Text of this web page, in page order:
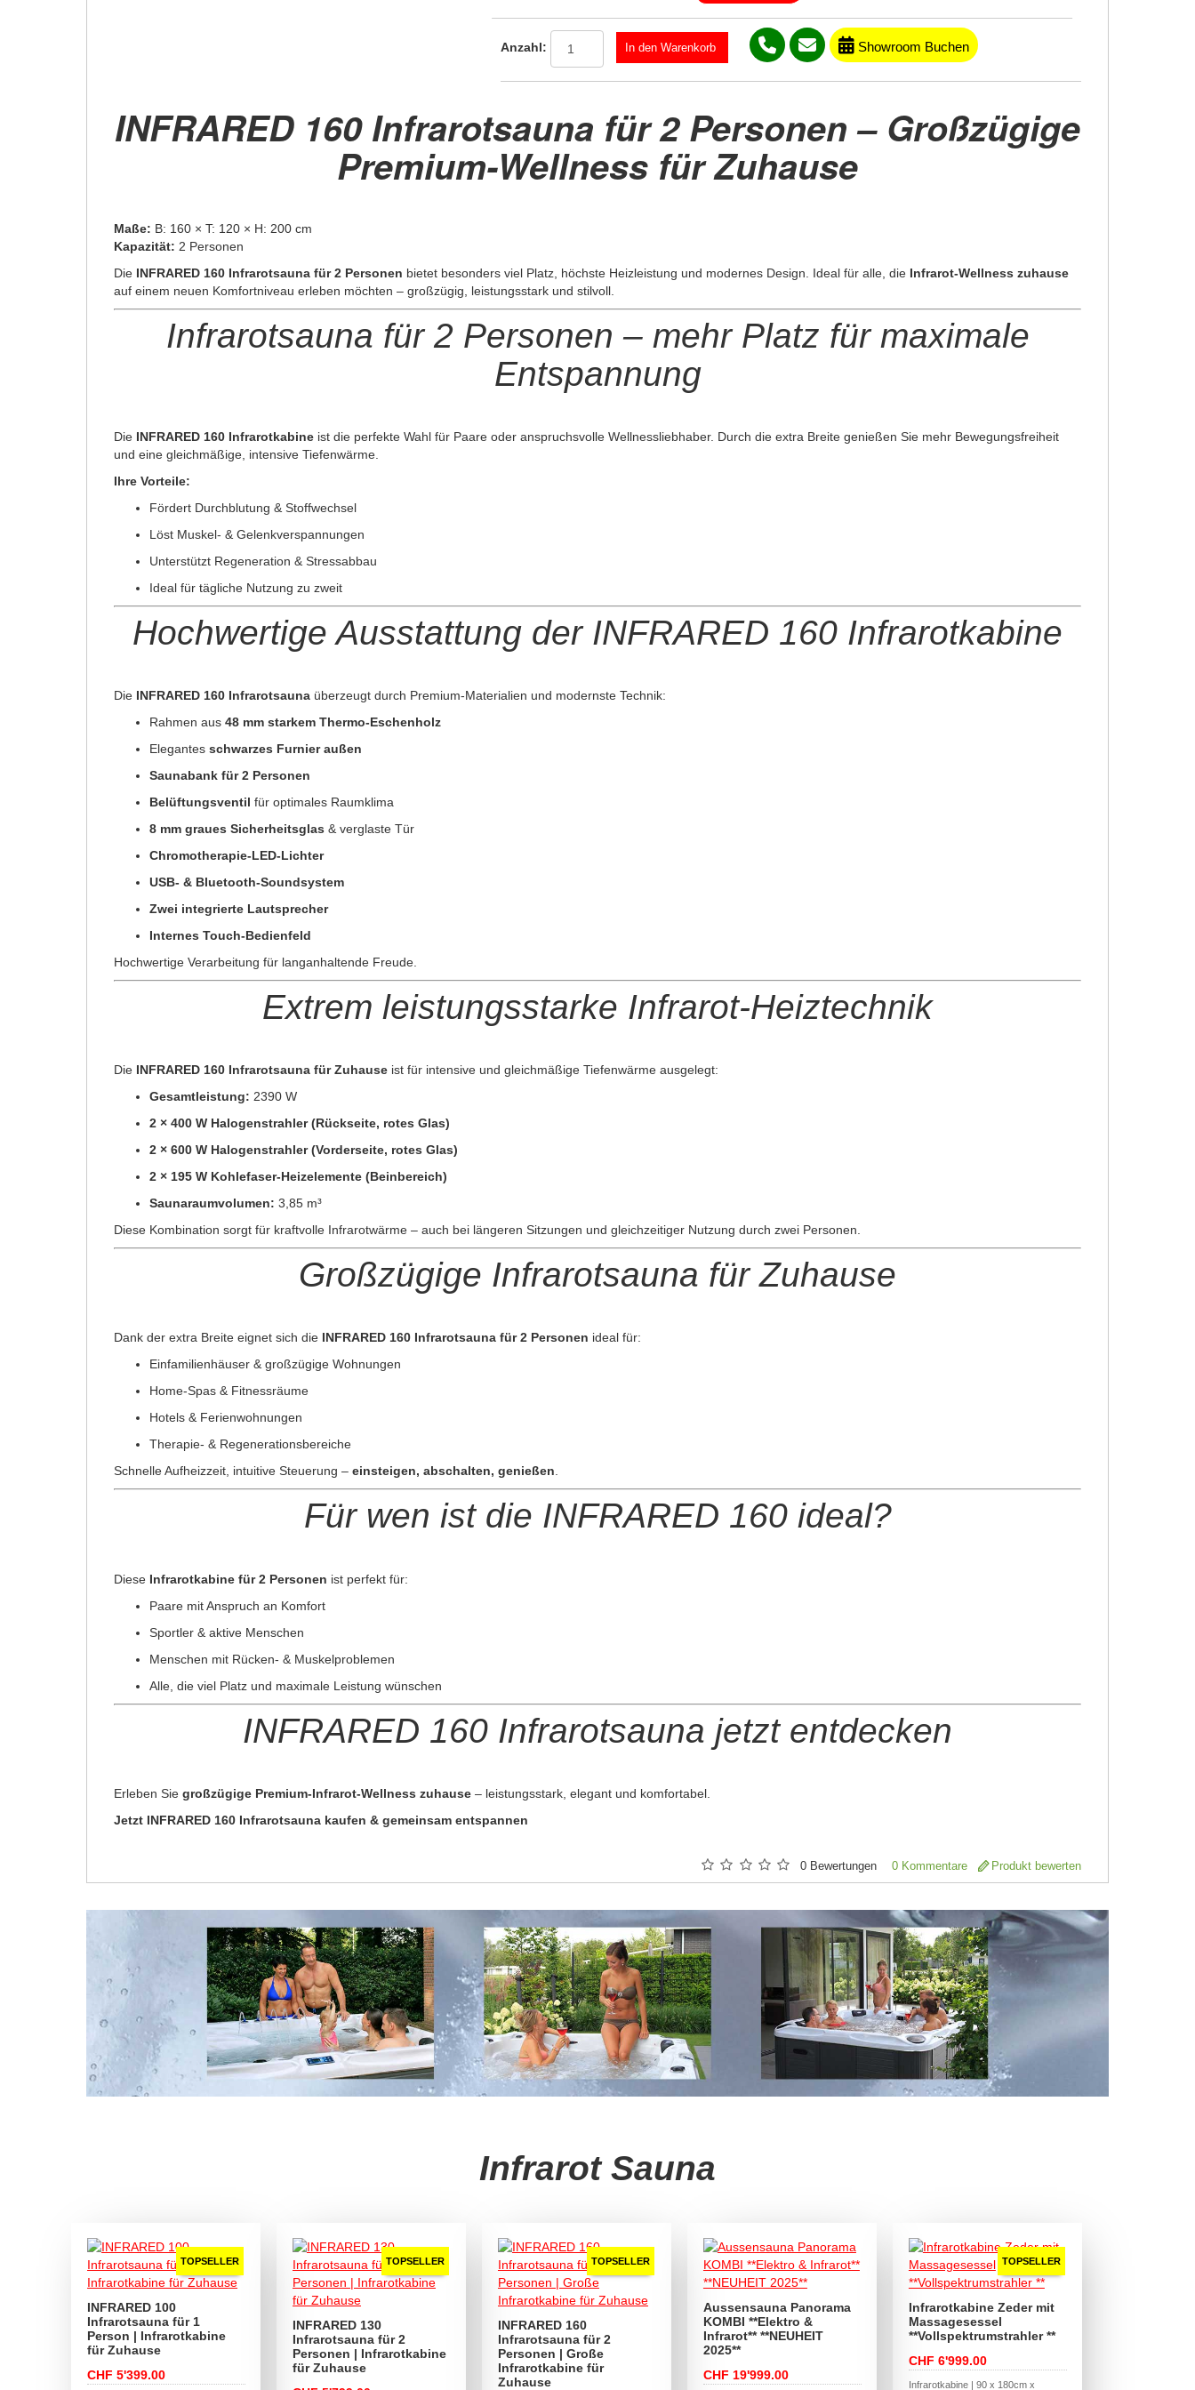
Anzahl: Showroom Buchen
INFRARED 160 Infrarotsauna für 2 Personen – Großzügige
Premium-Wellness für Zuhause
Maße: B: 160 × T: 120 × H: 200 cm
Kapazität: 2 Personen
Die INFRARED 160 Infrarotsauna für 2 Personen bietet besonders viel Platz, höchste Heizleistung und modernes Design. Ideal für alle, die Infrarot-Wellness zuhause
auf einem neuen Komfortniveau erleben möchten – großzügig, leistungsstark und stilvoll.
Infrarotsauna für 2 Personen – mehr Platz für maximale
Entspannung
Die INFRARED 160 Infrarotkabine ist die perfekte Wahl für Paare oder anspruchsvolle Wellnessliebhaber. Durch die extra Breite genießen Sie mehr Bewegungsfreiheit
und eine gleichmäßige, intensive Tiefenwärme.
Ihre Vorteile:
Fördert Durchblutung & Stoffwechsel
Löst Muskel- & Gelenkverspannungen
Unterstützt Regeneration & Stressabbau
Ideal für tägliche Nutzung zu zweit
Hochwertige Ausstattung der INFRARED 160 Infrarotkabine
Die INFRARED 160 Infrarotsauna überzeugt durch Premium-Materialien und modernste Technik:
Rahmen aus 48 mm starkem Thermo-Eschenholz
Elegantes schwarzes Furnier außen
Saunabank für 2 Personen
Belüftungsventil für optimales Raumklima
8 mm graues Sicherheitsglas & verglaste Tür
Chromotherapie-LED-Lichter
USB- & Bluetooth-Soundsystem
Zwei integrierte Lautsprecher
Internes Touch-Bedienfeld
Hochwertige Verarbeitung für langanhaltende Freude.
Extrem leistungsstarke Infrarot-Heiztechnik
Die INFRARED 160 Infrarotsauna für Zuhause ist für intensive und gleichmäßige Tiefenwärme ausgelegt:
Gesamtleistung: 2390 W
2 × 400 W Halogenstrahler (Rückseite, rotes Glas)
2 × 600 W Halogenstrahler (Vorderseite, rotes Glas)
2 × 195 W Kohlefaser-Heizelemente (Beinbereich)
Saunaraumvolumen: 3,85 m³
Diese Kombination sorgt für kraftvolle Infrarotwärme – auch bei längeren Sitzungen und gleichzeitiger Nutzung durch zwei Personen.
Großzügige Infrarotsauna für Zuhause
Dank der extra Breite eignet sich die INFRARED 160 Infrarotsauna für 2 Personen ideal für:
Einfamilienhäuser & großzügige Wohnungen
Home-Spas & Fitnessräume
Hotels & Ferienwohnungen
Therapie- & Regenerationsbereiche
Schnelle Aufheizzeit, intuitive Steuerung – einsteigen, abschalten, genießen.
Für wen ist die INFRARED 160 ideal?
Diese Infrarotkabine für 2 Personen ist perfekt für:
Paare mit Anspruch an Komfort
Sportler & aktive Menschen
Menschen mit Rücken- & Muskelproblemen
Alle, die viel Platz und maximale Leistung wünschen
INFRARED 160 Infrarotsauna jetzt entdecken
Erleben Sie großzügige Premium-Infrarot-Wellness zuhause – leistungsstark, elegant und komfortabel.
Jetzt INFRARED 160 Infrarotsauna kaufen & gemeinsam entspannen
0 Bewertungen 0 Kommentare Produkt bewerten
Infrarot Sauna
TOPSELLER
INFRARED 100
Infrarotsauna für 1
Person | Infrarotkabine
für Zuhause
CHF 5'399.00
TOPSELLER
INFRARED 130
Infrarotsauna für 2
Personen | Infrarotkabine
für Zuhause
TOPSELLER
INFRARED 160
Infrarotsauna für 2
Personen | Große
Infrarotkabine für
Zuhause
Aussensauna Panorama
KOMBI **Elektro &
Infrarot** **NEUHEIT
2025**
CHF 19'999.00
TOPSELLER
Infrarotkabine Zeder mit
Massagesessel
**Vollspektrumstrahler **
CHF 6'999.00
Infrarotkabine | 90 x 180cm x